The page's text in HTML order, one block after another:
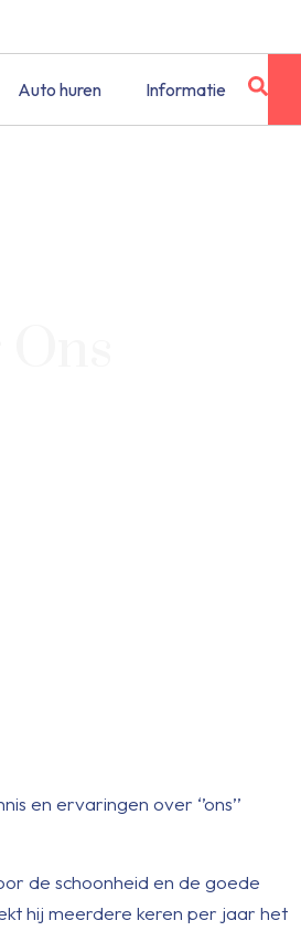
Auto huren Informatie
en ervaringen over ‘’ons’’
de schoonheid en de goede
hij meerdere keren per jaar het